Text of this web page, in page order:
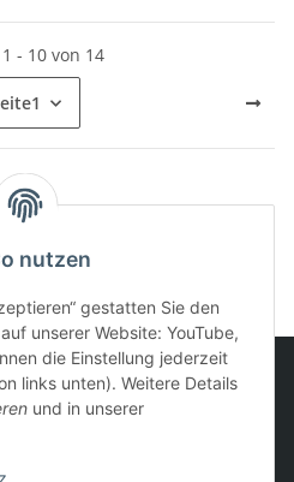
- 10 von 14
1
nutzen
gestatten Sie den
unserer Website: YouTube,
die Einstellung jederzeit
links unten). Weitere Details
und in unserer